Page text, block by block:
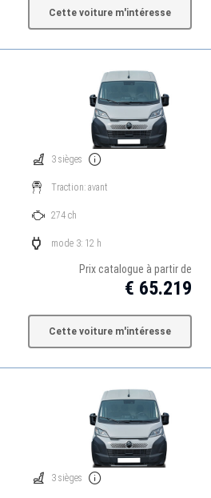
Cette voiture m'intéresse
3 sièges
Traction: avant
274 ch
mode 3: 12 h
Prix catalogue à partir de
€ 65.219
Cette voiture m'intéresse
3 sièges